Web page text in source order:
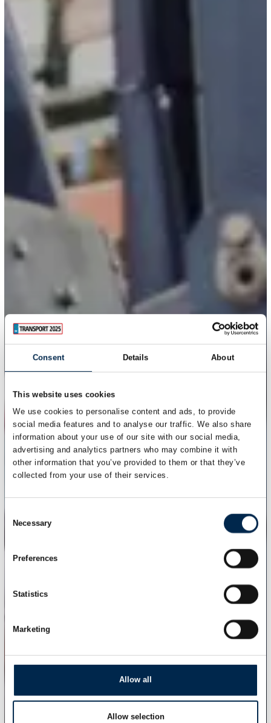
Consent Details About
This website uses cookies
We use cookies to personalise content and ads, to provide
social media features and to analyse our traffic. We also share
information about your use of our site with our social media,
advertising and analytics partners who may combine it with
other information that you’ve provided to them or that they’ve
collected from your use of their services.
Consent
Selection
Necessary
Preferences
Statistics
Marketing
Allow all
Allow selection